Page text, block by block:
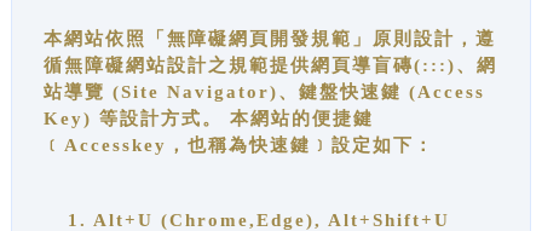
本網站依照「無障礙網頁開發規範」原則設計，遵
循無障礙網站設計之規範提供網頁導盲磚(:::)、網
站導覽 (Site Navigator)、鍵盤快速鍵 (Access
Key) 等設計方式。 本網站的便捷鍵
﹝Accesskey，也稱為快速鍵﹞設定如下：
1. Alt+U (Chrome,Edge), Alt+Shift+U